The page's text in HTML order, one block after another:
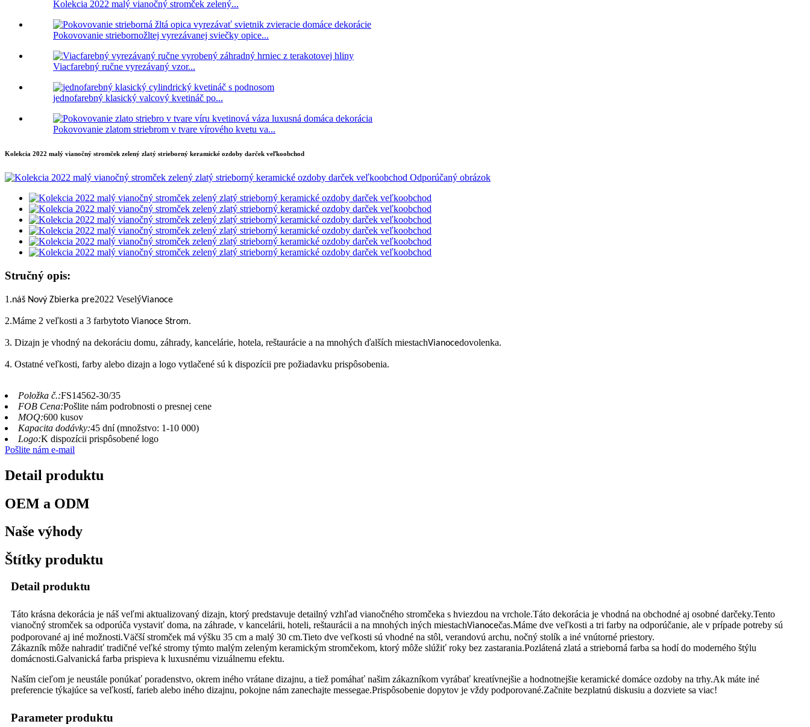
Kolekcia 2022 malý vianočný stromček zelený...
Pokovovanie striebornožltej vyrezávanej sviečky opice...
Viacfarebný ručne vyrezávaný vzor...
jednofarebný klasický valcový kvetináč po...
Pokovovanie zlatom striebrom v tvare vírového kvetu va...
Kolekcia 2022 malý vianočný stromček zelený zlatý strieborný keramické ozdoby darček veľkoobchod
Stručný opis:
1.náš Nový Zbierka pre2022 VeselýVianoce
2.Máme 2 veľkosti a 3 farbytoto Vianoce Strom.
3. Dizajn je vhodný na dekoráciu domu, záhrady, kancelárie, hotela, reštaurácie a na mnohých ďalších miestachVianocedovolenka.
4. Ostatné veľkosti, farby alebo dizajn a logo vytlačené sú k dispozícii pre požiadavku prispôsobenia.
Položka č.:FS14562-30/35
FOB Cena:Pošlite nám podrobnosti o presnej cene
MOQ:600 kusov
Kapacita dodávky:45 dní (množstvo: 1-10 000)
Logo:K dispozícii prispôsobené logo
Pošlite nám e-mail
Detail produktu
OEM a ODM
Naše výhody
Štítky produktu
Detail produktu
Táto krásna dekorácia je náš veľmi aktualizovaný dizajn, ktorý predstavuje detailný vzhľad vianočného stromčeka s hviezdou na vrchole.Táto dekorácia je vhodná na obchodné aj osobné darčeky.Tento
vianočný stromček sa odporúča vystaviť doma, na záhrade, v kancelárii, hoteli, reštaurácii a na mnohých iných miestachVianocečas.Máme dve veľkosti a tri farby na odporúčanie, ale v prípade potreby sú
podporované aj iné možnosti.Väčší stromček má výšku 35 cm a malý 30 cm.Tieto dve veľkosti sú vhodné na stôl, verandovú archu, nočný stolík a iné vnútorné priestory.
Zákazník môže nahradiť tradičné veľké stromy týmto malým zeleným keramickým stromčekom, ktorý môže slúžiť roky bez zastarania.Pozlátená zlatá a strieborná farba sa hodí do moderného štýlu
domácnosti.Galvanická farba prispieva k luxusnému vizuálnemu efektu.
Naším cieľom je neustále ponúkať poradenstvo, okrem iného vrátane dizajnu, a tiež pomáhať našim zákazníkom vyrábať kreatívnejšie a hodnotnejšie keramické domáce ozdoby na trhy.Ak máte iné
preferencie týkajúce sa veľkostí, farieb alebo iného dizajnu, pokojne nám zanechajte messegae.Prispôsobenie dopytov je vždy podporované.Začnite bezplatnú diskusiu a dozviete sa viac!
Parameter produktu